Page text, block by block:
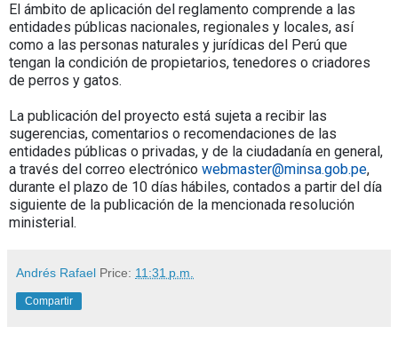
El ámbito de aplicación del reglamento comprende a las
entidades públicas nacionales, regionales y locales, así
como a las personas naturales y jurídicas del Perú que
tengan la condición de propietarios, tenedores o criadores
de perros y gatos.
La publicación del proyecto está sujeta a recibir las
sugerencias, comentarios o recomendaciones de las
entidades públicas o privadas, y de la ciudadanía en general,
a través del correo electrónico webmaster@minsa.gob.pe,
durante el plazo de 10 días hábiles, contados a partir del día
siguiente de la publicación de la mencionada resolución
ministerial.
Andrés Rafael Price: 11:31 p.m.
Compartir